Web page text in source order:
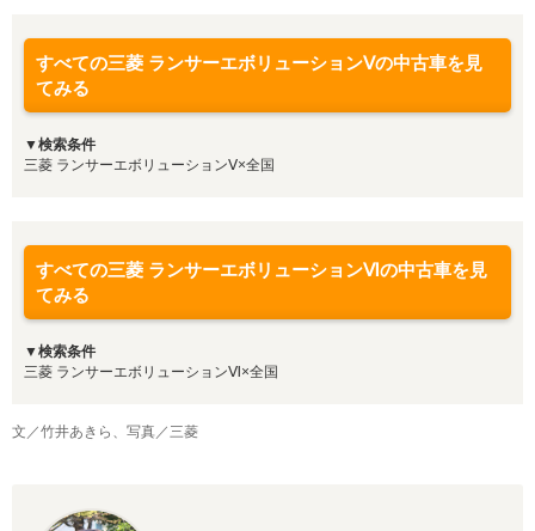
すべての三菱 ランサーエボリューションⅤの中古車を見
てみる
▼検索条件
三菱 ランサーエボリューションⅤ×全国
すべての三菱 ランサーエボリューションⅥの中古車を見
てみる
▼検索条件
三菱 ランサーエボリューションⅥ×全国
文／竹井あきら、写真／三菱